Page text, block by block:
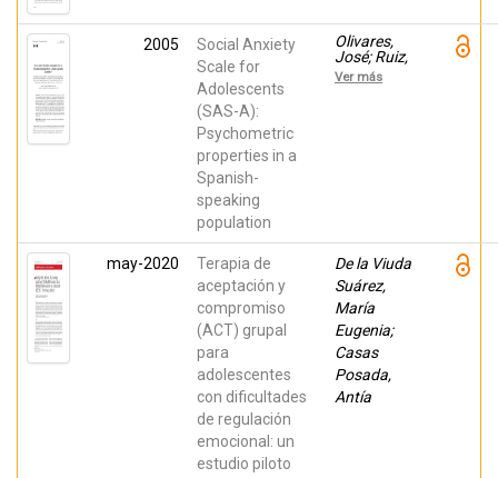
2005
Social Anxiety
Scale for
Adolescents
(SAS-A):
Psychometric
properties in a
Spanish-
speaking
population
Olivares,
José; Ruiz,
Juana;
Hidalgo
ISABEL;
Piqueras,
Jose A
Ver más
may-2020
Terapia de
aceptación y
compromiso
(ACT) grupal
para
adolescentes
con dificultades
de regulación
emocional: un
estudio piloto
De la Viuda
Suárez,
María
Eugenia;
Casas
Posada,
Antía